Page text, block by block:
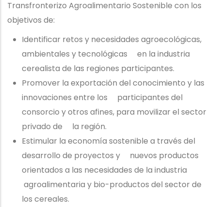
Transfronterizo Agroalimentario Sostenible con los
objetivos de:
Identificar retos y necesidades agroecológicas,
ambientales y tecnológicas en la industria
cerealista de las regiones participantes.
Promover la exportación del conocimiento y las
innovaciones entre los participantes del
consorcio y otros afines, para movilizar el sector
privado de la región.
Estimular la economía sostenible a través del
desarrollo de proyectos y nuevos productos
orientados a las necesidades de la industria
agroalimentaria y bio-productos del sector de
los cereales.